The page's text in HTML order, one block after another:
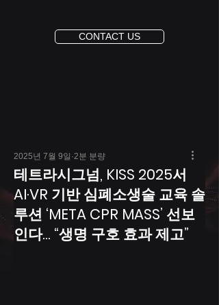
CONTACT US
테트라시그넘, KISS 2025서
AI·VR 기반 심폐소생술 교육 솔
루션 ‘META CPR MASS’ 선보
인다... “생명 구호 효과 제고”
2025년 7월 9일 2분 분량